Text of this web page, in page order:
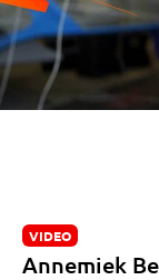
VIDEO
Annemiek